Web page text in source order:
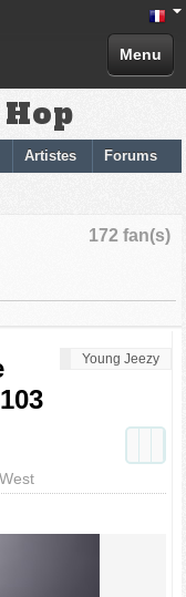
Menu
Artistes Forums
172 fan(s)
Young Jeezy